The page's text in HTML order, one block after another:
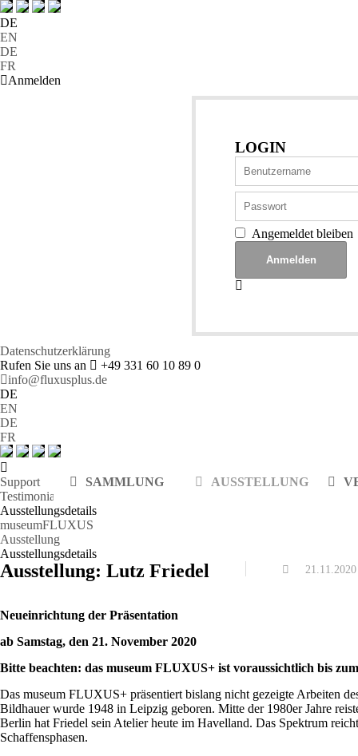
DE
EN
DE
FR
Anmelden
LOGIN
Angemeldet bleiben
Datenschutzerklärung
Rufen Sie uns an
+49 331 60 10 89 0
info@fluxusplus.de
DE
EN
DE
FR
SAMMLUNG AUSSTELLUNG
Support
Testimonials
Ausstellungsdetails
museumFLUXUS
Ausstellung
Ausstellungsdetails
Ausstellung: Lutz Friedel 21.11.2020
Neueinrichtung der Präsentation
ab Samstag, den 21. November 2020
Bitte beachten: das museum FLUXUS+ ist voraussichtlich bis
Das museum FLUXUS+ präsentiert bislang nicht gezeigte Arbeiten
Bildhauer wurde 1948 in Leipzig geboren. Mitte der 1980er Jahre
Berlin hat Friedel sein Atelier heute im Havelland. Das Spektrum
Schaffensphasen.